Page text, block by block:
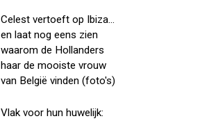
Celest vertoeft op Ibiza...
en laat nog eens zien
waarom de Hollanders
haar de mooiste vrouw
van België vinden (foto's)
Vlak voor hun huwelijk: